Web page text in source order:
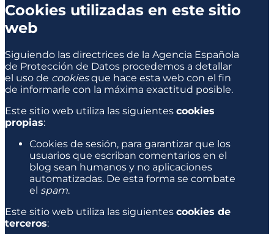
Cookies utilizadas en este sitio
web
Siguiendo las directrices de la Agencia Española
de Protección de Datos procedemos a detallar
el uso de cookiesque hace esta web con el fin
de informarle con la máxima exactitud posible.
Este sitio web utiliza las siguientes cookies
propias:
Cookies de sesión, para garantizar que los
usuarios que escriban comentarios en el
blog sean humanos y no aplicaciones
automatizadas. De esta forma se combate
el spam.
Este sitio web utiliza las siguientes cookies de
terceros: